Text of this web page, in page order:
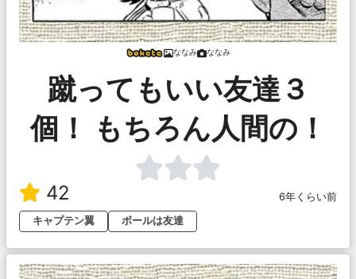
ななみ ななみ
蹴ってもいい友達３
個！ もちろん人間の！
42
6年くらい前
キャプテン翼
ボールは友達